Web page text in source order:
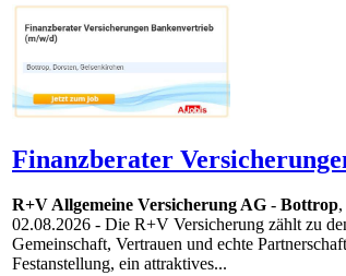
Finanzberater
R+V Allgemeine Versicherung AG - Bottrop,
02.08.2026 - Die R+V Versicherung zählt zu
Gemeinschaft, Vertrauen und echte
Festanstellung, ein attraktives...